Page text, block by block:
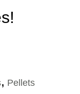
, Pellets